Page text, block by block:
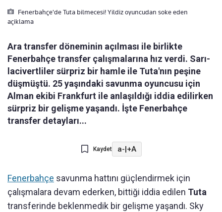
Fenerbahçe'de Tuta bilmecesi! Yildiz oyuncudan soke eden
açiklama
Ara transfer döneminin açılması ile birlikte
Fenerbahçe transfer çalışmalarına hız verdi. Sarı-
lacivertliler sürpriz bir hamle ile Tuta'nın peşine
düşmüştü. 25 yaşındaki savunma oyuncusu için
Alman ekibi Frankfurt ile anlaşıldığı iddia edilirken
sürpriz bir gelişme yaşandı. İşte Fenerbahçe
transfer detayları...
Kaydet a-|+A
Fenerbahçe savunma hattını güçlendirmek için
çalışmalara devam ederken, bittiği iddia edilen Tuta
transferinde beklenmedik bir gelişme yaşandı. Sky